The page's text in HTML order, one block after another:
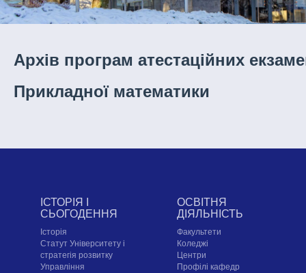
Архів програм атестаційних
Прикладної математики
ІСТОРІЯ І
СЬОГОДЕННЯ
Історія
Статут Університету і
стратегія розвитку
Управління
ОСВІТНЯ
ДІЯЛЬНІСТЬ
Факультети
Коледжі
Центри
Профілі кафедр